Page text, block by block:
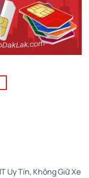
Uy Tín, Không Giữ Xe